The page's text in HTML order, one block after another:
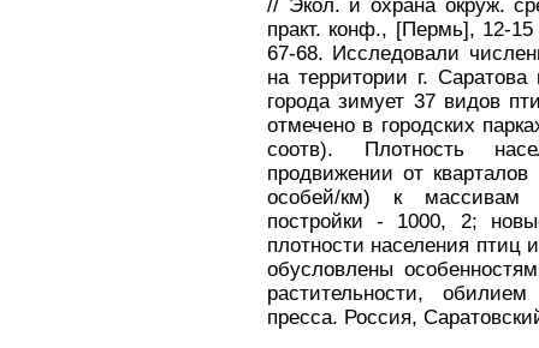
// Экол. и охрана окруж.
практ. конф., [Пермь], 12-
67-68. Исследовали
на территории г.
города зимует 37 видов
отмечено в городских
соотв). Плотность
продвижении от
особей/км) к массивам
постройки - 1000, 2;
плотности населения птиц
обусловлены
растительности,
пресса. Россия,